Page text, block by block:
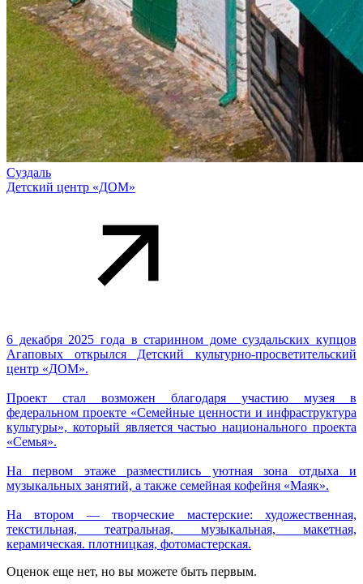
Суздаль
Детский центр «ДОМ»
6 декабря 2025 года в старинном доме суздальских купцов
Агаповых открылся Детский культурно-просветительский
центр «ДОМ».
Проект стал возможен благодаря участию музея в
федеральном проекте «Семейные ценности и инфраструктура
культуры», который является частью национального проекта
«Семья».
На первом этаже разместились уютная зона отдыха и
музыкальных занятий, а также семейная кофейня «Маяк».
На втором — творческие мастерские: художественная,
текстильная, театральная, музыкальная, макетная,
керамическая. плотницкая, фотомастерская.
Оценок еще нет, но вы можете быть первым.